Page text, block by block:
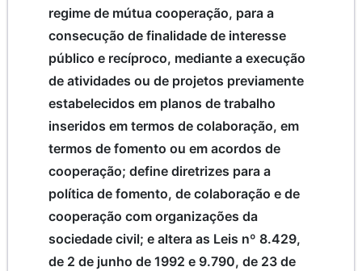
regime de mútua cooperação, para a
consecução de finalidade de interesse
público e recíproco, mediante a execução
de atividades ou de projetos previamente
estabelecidos em planos de trabalho
inseridos em termos de colaboração, em
termos de fomento ou em acordos de
cooperação; define diretrizes para a
política de fomento, de colaboração e de
cooperação com organizações da
sociedade civil; e altera as Leis nº 8.429,
de 2 de junho de 1992 e 9.790, de 23 de